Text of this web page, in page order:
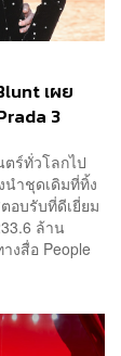
เผย
3
ตร์ทั่วโลกไป
ำชุดเดิมที่ทิ้ง
อบรับที่ดีเยี่ยม
ล้าน
งสื่อ People